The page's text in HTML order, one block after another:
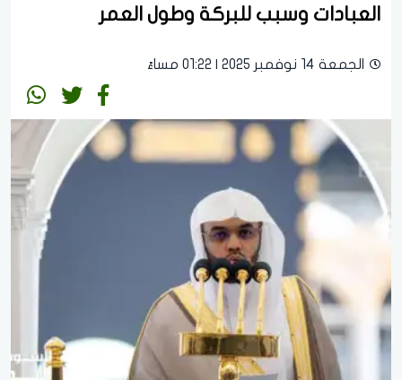
العبادات وسبب للبركة وطول العمر
الجمعة 14 نوفمبر 2025 | 01:22 مساءً